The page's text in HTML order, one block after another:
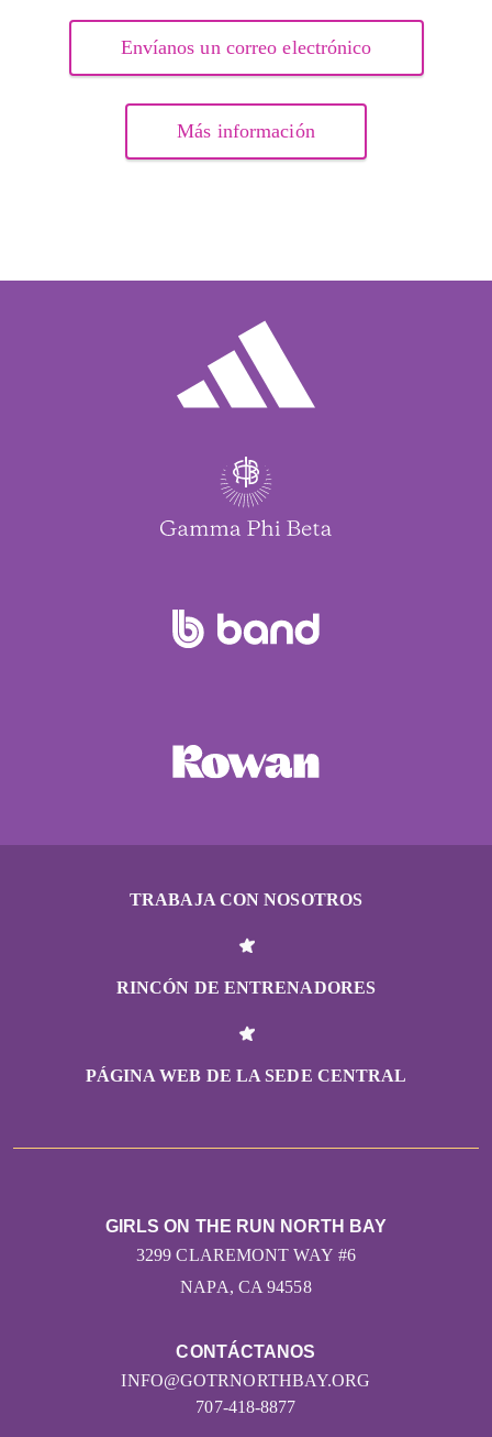
Envíanos un correo electrónico
Más información
TRABAJA CON NOSOTROS
RINCÓN DE ENTRENADORES
PÁGINA WEB DE LA SEDE CENTRAL
CONTÁCTANOS
INFO@GOTRNORTHBAY.ORG
707-418-8877
GIRLS ON THE RUN NORTH BAY
3299 CLAREMONT WAY #6
NAPA, CA 94558